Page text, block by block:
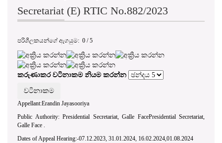
Secretariat (E) RTIC No.882/2023
පරිශීලකයන්ගේ ඇගයුම: 0 /5
කරුණාකර වටිනාකම නියම කරන්න
Appellant:Erandin Jayasooriya
Public Authority: Presidential Secretariat, Galle FacePresidential Secretariat,
Galle Face .
Dates of Appeal Hearing:-07.12.2023, 31.01.2024, 16.02.2024,01.08.2024